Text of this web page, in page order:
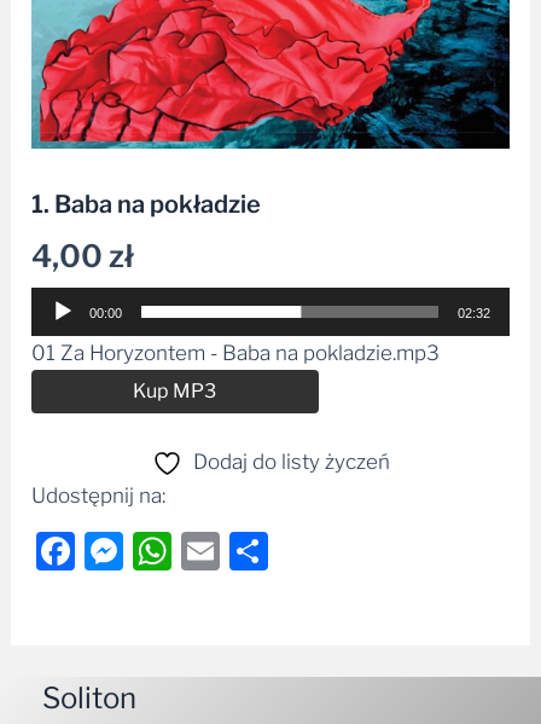
1. Baba na pokładzie
4,00zł
Odtwarzacz
plików
dźwiękowych
00:00 02:32
01 Za Horyzontem - Baba na pokladzie.mp3
Kup MP3
Dodaj do listy życzeń
Udostępnij na:
Facebook
Messenger
WhatsApp
Email
Soliton